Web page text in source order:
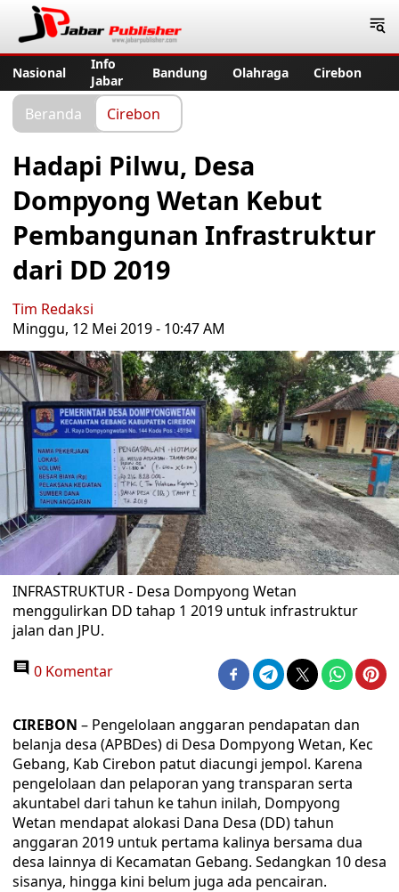
Nasional
Info
Jabar
Bandung Olahraga Cirebon
Beranda Cirebon
Hadapi Pilwu, Desa
Dompyong Wetan Kebut
Pembangunan Infrastruktur
dari DD 2019
Tim Redaksi
Minggu, 12 Mei 2019 - 10:47 AM
INFRASTRUKTUR - Desa Dompyong Wetan
menggulirkan DD tahap 1 2019 untuk infrastruktur
jalan dan JPU.
0 Komentar
CIREBON – Pengelolaan anggaran pendapatan dan
belanja desa (APBDes) di Desa Dompyong Wetan, Kec
Gebang, Kab Cirebon patut diacungi jempol. Karena
pengelolaan dan pelaporan yang transparan serta
akuntabel dari tahun ke tahun inilah, Dompyong
Wetan mendapat alokasi Dana Desa (DD) tahun
anggaran 2019 untuk pertama kalinya bersama dua
desa lainnya di Kecamatan Gebang. Sedangkan 10 desa
sisanya, hingga kini belum juga ada pencairan.